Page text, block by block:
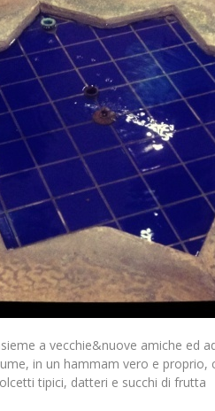
a vecchie&nuove amiche ed
in un hammam vero e
tipici, datteri e succhi di frutta